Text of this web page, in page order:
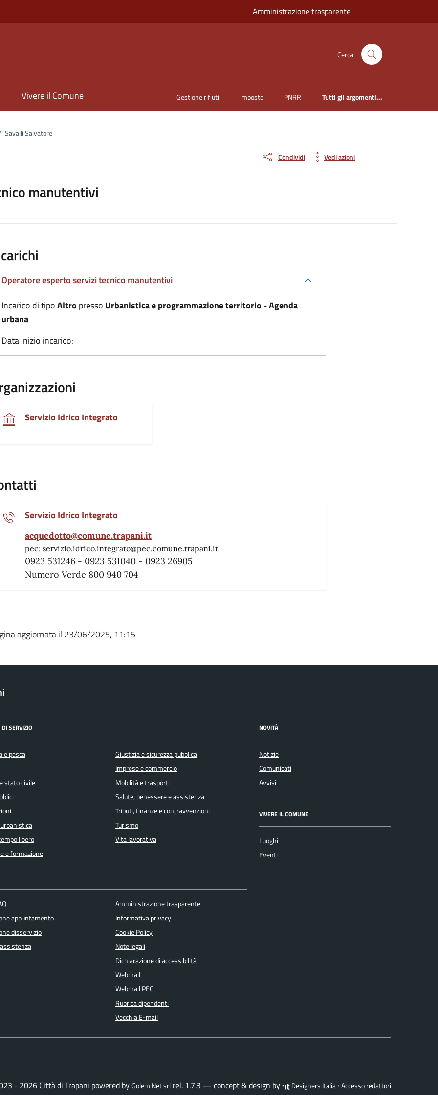
Amministrazione trasparente
Cerca
Vivere il Comune Gestione rifiuti Imposte PNRR Tutti gli argomenti...
Savalli Salvatore
manutentivi
Condividi Vedi azioni
Operatore esperto servizi tecnico manutentivi
Incarico di tipoAltro presso Urbanistica e programmazione territorio - Agenda
urbana
Data inizio incarico:
Servizio Idrico Integrato
Servizio Idrico Integrato
acquedotto@comune.trapani.it
pec: servizio.idrico.integrato@pec.comune.trapani.it
0923 531246 - 0923 531040 - 0923 26905
Numero Verde 800 940 704
aggiornata il 23/06/2025, 11:15
DI SERVIZIO
e pesca
stato civile
libero
e formazione
Giustizia e sicurezza pubblica
Imprese e commercio
Mobilità e trasporti
Salute, benessere e assistenza
Tributi, finanze e contravvenzioni
Turismo
Vita lavorativa
NOVITÀ
Notizie
Comunicati
Avvisi
VIVERE IL COMUNE
Luoghi
Eventi
appuntamento
disservizio
Amministrazione trasparente
Informativa privacy
Cookie Policy
Note legali
Dichiarazione di accessibilità
Webmail
Webmail PEC
Rubrica dipendenti
Vecchia E-mail
- 2026 Città di Trapani powered byGolem Net srl rel. 1.7.3 — concept & design by Designers Italia ·Accesso redattori